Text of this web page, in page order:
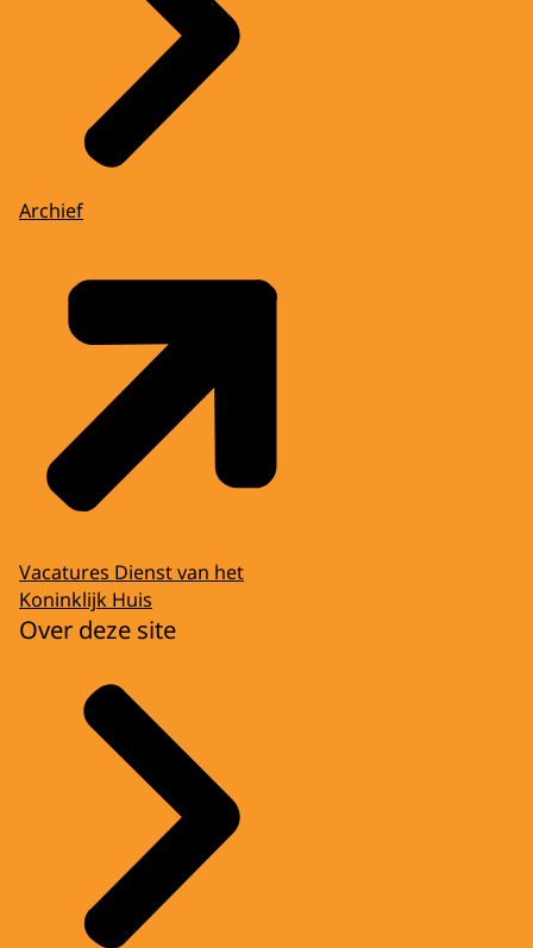
Archief
Vacatures Dienst van het
Koninklijk Huis
Over deze site